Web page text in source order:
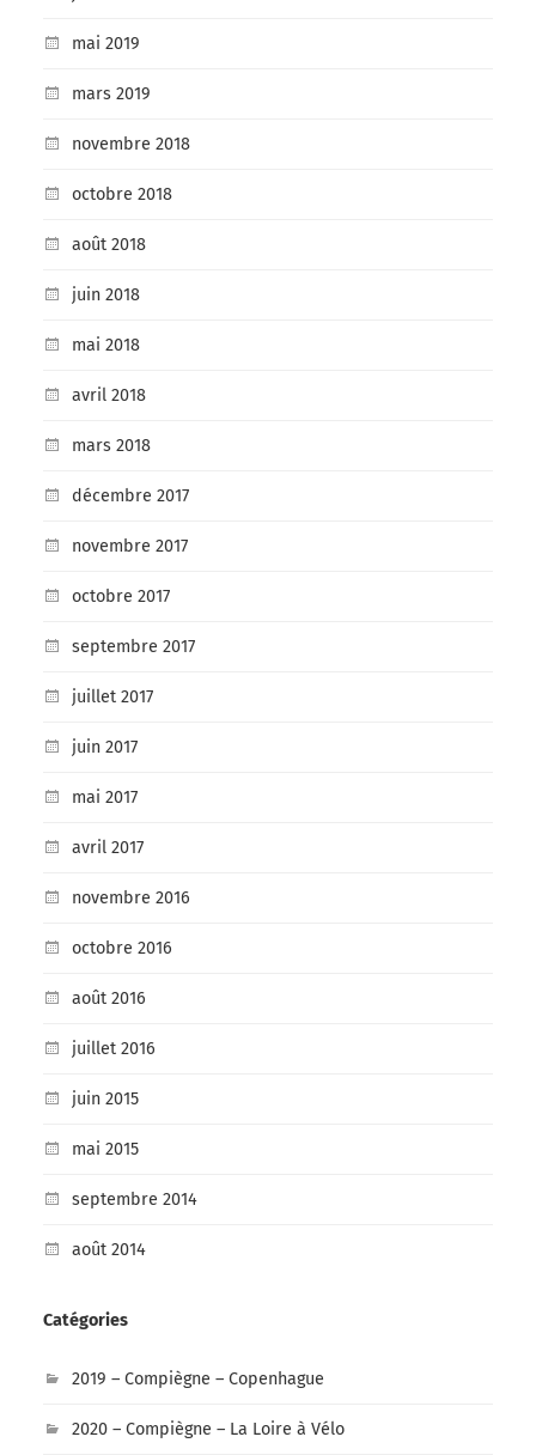
mai 2019
mars 2019
novembre 2018
octobre 2018
août 2018
juin 2018
mai 2018
avril 2018
mars 2018
décembre 2017
novembre 2017
octobre 2017
septembre 2017
juillet 2017
juin 2017
mai 2017
avril 2017
novembre 2016
octobre 2016
août 2016
juillet 2016
juin 2015
mai 2015
septembre 2014
août 2014
Catégories
2019 – Compiègne – Copenhague
2020 – Compiègne – La Loire à Vélo